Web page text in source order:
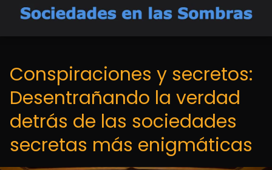
Conspiraciones y secretos:
Desentrañando la verdad
detrás de las sociedades
secretas más enigmáticas